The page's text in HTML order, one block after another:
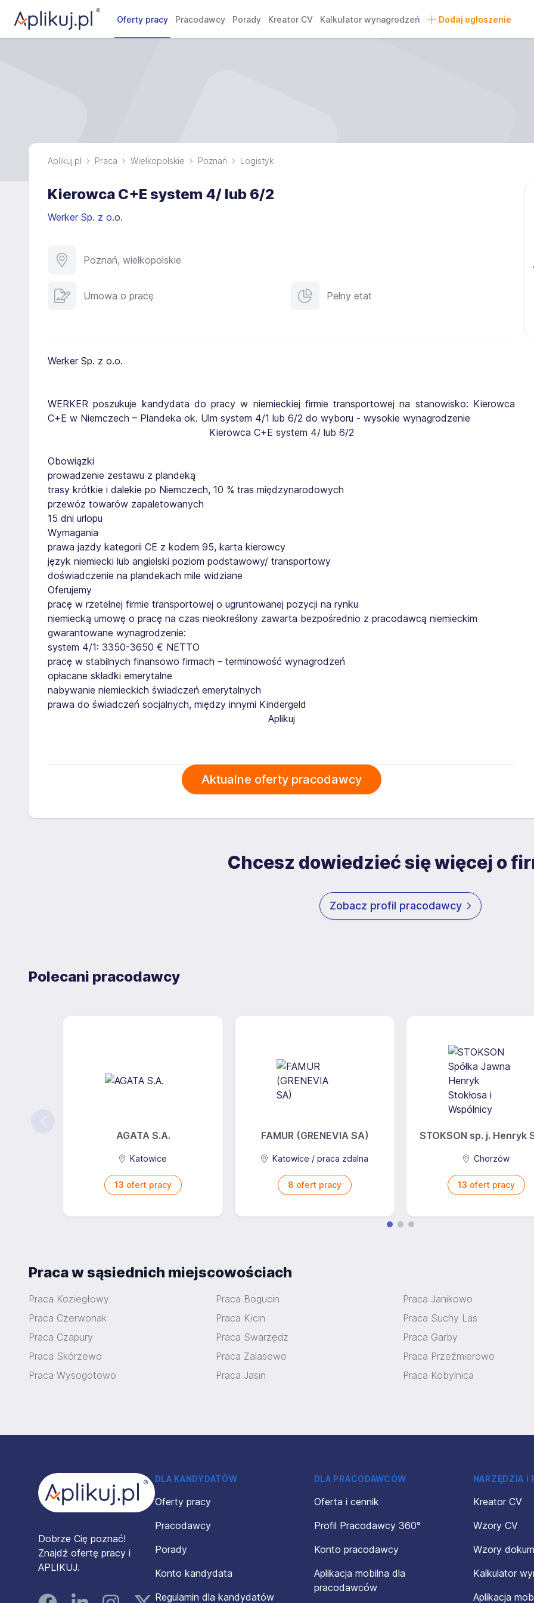
Oferty pracy Pracodawcy Porady Kreator CV Kalkulator wynagrodzeń Dodaj ogłoszenie
Aplikuj.pl Praca Wielkopolskie Poznań Logistyk
Kierowca C+E system 4/ lub 6/2
Werker Sp. z o.o.
Poznań, wielkopolskie
Umowa o pracę Pełny etat
Werker Sp. z o.o.
WERKER poszukuje kandydata do pracy w niemieckiej firmie transportowej na stanowisko: Kierowca
C+E w Niemczech – Plandeka ok. Ulm system 4/1 lub 6/2 do wyboru - wysokie wynagrodzenie
Kierowca C+E system 4/ lub 6/2
Obowiązki
prowadzenie zestawu z plandeką
trasy krótkie i dalekie po Niemczech, 10 % tras międzynarodowych
przewóz towarów zapaletowanych
15 dni urlopu
Wymagania
prawa jazdy kategorii CE z kodem 95, karta kierowcy
język niemiecki lub angielski poziom podstawowy/ transportowy
doświadczenie na plandekach mile widziane
Oferujemy
pracę w rzetelnej firmie transportowej o ugruntowanej pozycji na rynku
niemiecką umowę o pracę na czas nieokreślony zawarta bezpośrednio z pracodawcą niemieckim
gwarantowane wynagrodzenie:
system 4/1: 3350-3650 € NETTO
pracę w stabilnych finansowo firmach – terminowość wynagrodzeń
opłacane składki emerytalne
nabywanie niemieckich świadczeń emerytalnych
prawa do świadczeń socjalnych, między innymi Kindergeld
Aplikuj
Aktualne oferty pracodawcy
Chcesz dowiedzieć się więcej o
Zobacz profil pracodawcy
Polecani pracodawcy
AGATA S.A.
Katowice
13 ofert pracy
FAMUR (GRENEVIA SA)
Katowice / praca zdalna
8 ofert pracy
STOKSON sp. j. Henryk
Chorzów
13 ofert pracy
Praca w sąsiednich miejscowościach
Praca Koziegłowy Praca Bogucin Praca Janikowo
Praca Czerwonak
Praca Kicin Praca Suchy Las
Praca Czapury
Praca Swarzędz Praca Garby
Praca Skórzewo
Praca Zalasewo Praca Przeźmierowo
Praca Wysogotowo
Praca Jasin Praca Kobylnica
Dobrze Cię poznać!
Znajdź ofertę pracy i
APLIKUJ.
FacebookLinked InInstagramInstagram
DLA KANDYDATÓW
Oferty pracy
Pracodawcy
Porady
Konto kandydata
Regulamin dla kandydatów
DLA PRACODAWCÓW
Oferta i cennik
Profil Pracodawcy 360°
Konto pracodawcy
Aplikacja mobilna dla
pracodawców
NARZĘDZIA I
Kreator CV
Wzory CV
Wzory
Kalkulator
Aplikacja